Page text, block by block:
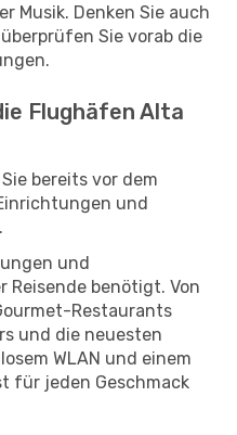
Musik. Denken Sie auch
Sie vorab die
Flughäfen Alta
bereits vor dem
und
und
Reisende benötigt. Von
Restaurants
und die neuesten
WLAN und einem
für jeden Geschmack